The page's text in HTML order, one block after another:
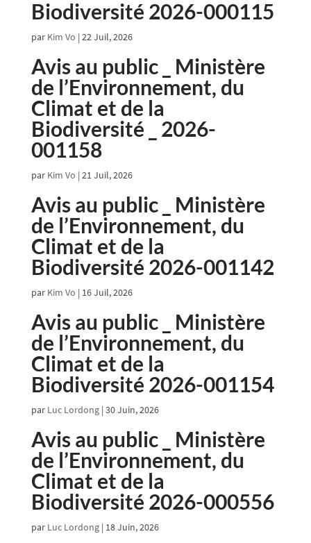
Biodiversité 2026-000115
par Kim Vo | 22 Juil, 2026
Avis au public _ Ministère
de l’Environnement, du
Climat et de la
Biodiversité _ 2026-
001158
par Kim Vo | 21 Juil, 2026
Avis au public _ Ministère
de l’Environnement, du
Climat et de la
Biodiversité 2026-001142
par Kim Vo | 16 Juil, 2026
Avis au public _ Ministère
de l’Environnement, du
Climat et de la
Biodiversité 2026-001154
par Luc Lordong| 30 Juin, 2026
Avis au public _ Ministère
de l’Environnement, du
Climat et de la
Biodiversité 2026-000556
par Luc Lordong| 18 Juin, 2026